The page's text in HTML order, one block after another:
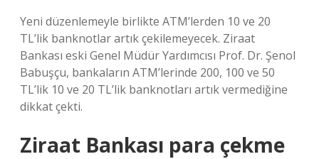
Yeni düzenlemeyle birlikte ATM’lerden 10 ve 20
TL’lik banknotlar artık çekilemeyecek. Ziraat
Bankası eski Genel Müdür Yardımcısı Prof. Dr. Şenol
Babuşçu, bankaların ATM’lerinde 200, 100 ve 50
TL’lik 10 ve 20 TL’lik banknotları artık vermediğine
dikkat çekti.
Ziraat Bankası para çekme